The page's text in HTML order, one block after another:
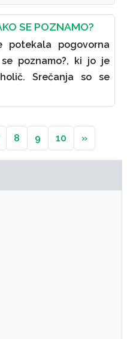
SE POZNAMO?
pogovorna
poznamo?, ki jo je
Srečanja so se
8 9 10 »